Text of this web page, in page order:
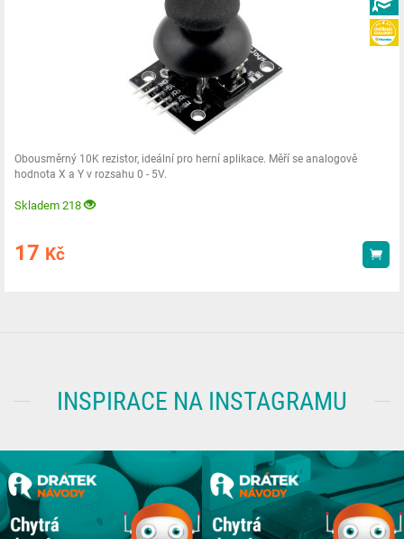
Obousměrný 10K rezistor, ideální pro herní aplikace. Měří se analogově
hodnota X a Y v rozsahu 0 - 5V.
Skladem 218
17 Kč
INSPIRACE NA INSTAGRAMU